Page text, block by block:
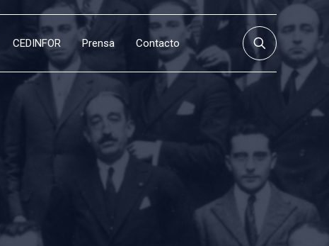
CEDINFOR Prensa Contacto